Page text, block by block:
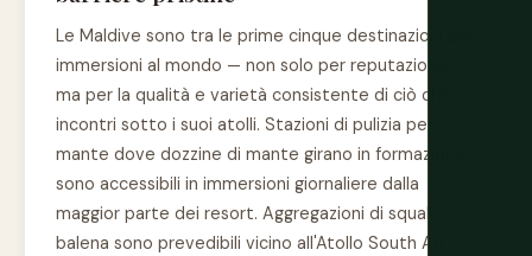
Le Maldive sono tra le prime cinque destinazioni per
immersioni al mondo — non solo per reputazione
ma per la qualità e varietà consistente di ciò che
incontri sotto i suoi atolli. Stazioni di pulizia per
mante dove dozzine di mante girano in formazione
sono accessibili in immersioni giornaliere dalla
maggior parte dei resort. Aggregazioni di squali
balena sono prevedibili vicino all'Atollo South Ari.